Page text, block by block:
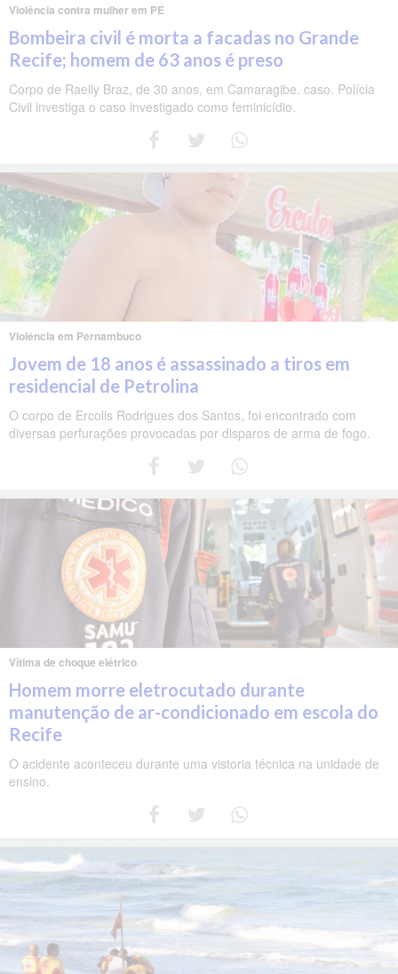
Violência contra mulher em PE
Bombeira civil é morta a facadas no Grande
Recife; homem de 63 anos é preso
Corpo de Raelly Braz, de 30 anos, em Camaragibe. caso. Polícia
Civil investiga o caso investigado como feminicídio.
Violência em Pernambuco
Jovem de 18 anos é assassinado a tiros em
residencial de Petrolina
O corpo de Ercolis Rodrigues dos Santos, foi encontrado com
diversas perfurações provocadas por disparos de arma de fogo.
Vítima de choque elétrico
Homem morre eletrocutado durante
manutenção de ar-condicionado em escola do
Recife
O acidente aconteceu durante uma vistoria técnica na unidade de
ensino.